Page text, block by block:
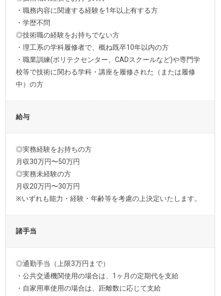
・職務内容に関連する経験を1年以上有する方
・学歴不問
◎技術職の経験をお持ちでない方
・理工系の学科履修者で、概ね既卒10年以内の方
・職業訓練(ポリテクセンター、CADスクールなど)や専門学
校等で技術に関わる学科・講座を履修された（または履修
中）の方
給与
◎実務経験をお持ちの方
月収30万円〜50万円
◎実務未経験の方
月収20万円〜30万円
※いずれも能力・経験・年齢等を考慮の上決定いたします。
諸手当
◎通勤手当（上限3万円まで）
・公共交通機関使用の場合は、1ヶ月の定期代を支給
・自家用車使用の場合は、距離数に応じて支給